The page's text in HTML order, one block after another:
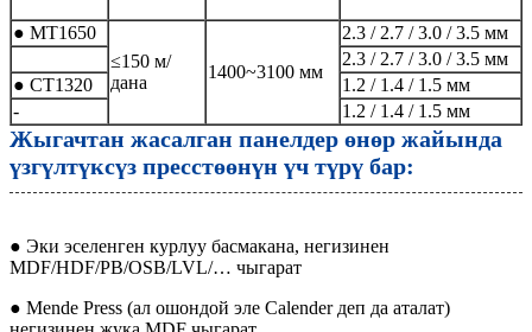
● MT1650
≤150 м/
дана
1400~3100 мм
2.3 / 2.7 / 3.0 / 3.5 мм
2.3 / 2.7 / 3.0 / 3.5 мм
● CT1320
1.2 / 1.4 / 1.5 мм
-
1.2 / 1.4 / 1.5 мм
Жыгачтан жасалган панелдер өнөр жайында
үзгүлтүксүз пресстөөнүн үч түрү бар:
● Эки эселенген курлуу басмакана, негизинен
MDF/HDF/PB/OSB/LVL/… чыгарат
● Mende Press (ал ошондой эле Calender деп да аталат)